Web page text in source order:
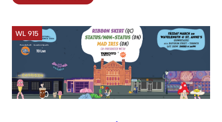
WL 915